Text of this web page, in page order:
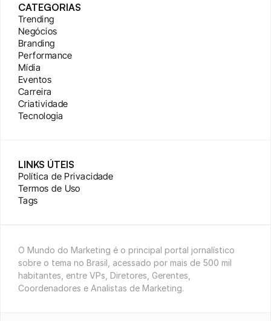
CATEGORIAS
Trending
Negócios
Branding
Performance
Mídia
Eventos
Carreira
Criatividade
Tecnologia
LINKS ÚTEIS
Política de Privacidade
Termos de Uso
Tags
O Mundo do Marketing é o principal portal jornalístico
sobre o tema no Brasil, acessado por mais de 500 mil
habitantes, entre VPs, Diretores, Gerentes,
Coordenadores e Analistas de Marketing.